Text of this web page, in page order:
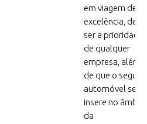
em viagem de
excelência, deve
ser a prioridade
de qualquer
empresa, além
de que o seguro
automóvel se
insere no
da